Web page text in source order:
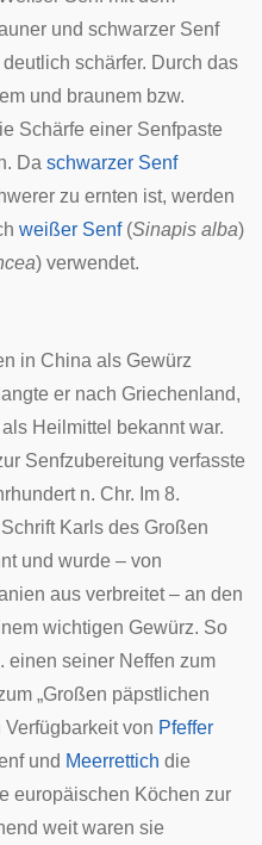
und schwarzer Senf
schärfer. Durch das
und braunem bzw.
Schärfe einer Senfpaste
Da schwarzer Senf
zu ernten ist, werden
weißer Senf(Sinapis alba)
) verwendet.
in China als Gewürz
er nach Griechenland,
als Heilmittel
bekannt war.
Senfzubereitung verfasste
n. Chr. Im 8.
Karls des Großen
und wurde – von
aus verbreitet – an den
wichtigen Gewürz. So
einen seiner Neffen zum
„Großen päpstlichen
Verfügbarkeit von Pfeffer
und Meerrettich die
europäischen Köchen zur
weit waren sie